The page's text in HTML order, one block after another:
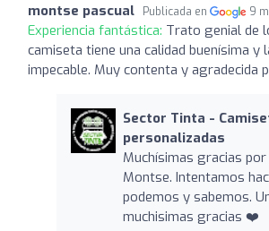
montse pascual Publicada en 9
Experiencia fantástica: Trato genial de
camiseta tiene una calidad buenísima y
impecable. Muy contenta y agradecida
Sector Tinta -
personalizadas
Muchísimas gracias
Montse. Intentamos
podemos y sabemos.
muchisimas gracias ❤️